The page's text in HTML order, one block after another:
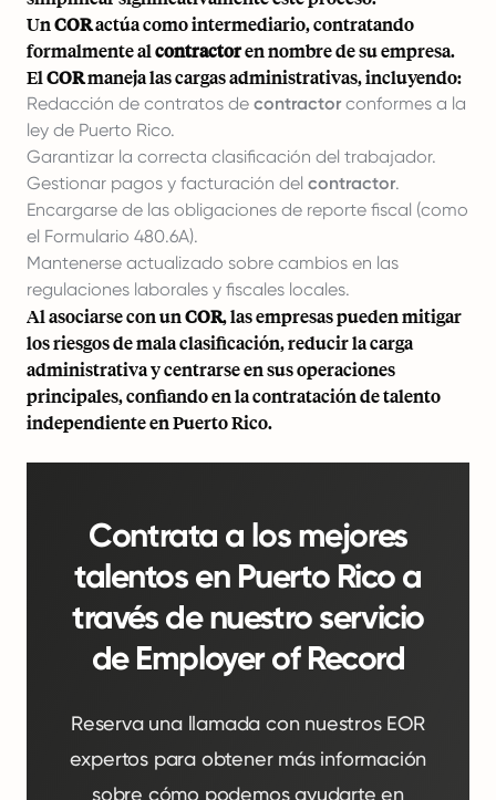
UnCORactúa como intermediario, contratando
formalmente alcontractoren nombre de su empresa.
ElCORmaneja las cargas administrativas, incluyendo:
Redacción de contratos de contractorconformes a la
ley de Puerto Rico.
Garantizar la correcta clasificación del trabajador.
Gestionar pagos y facturación del contractor.
Encargarse de las obligaciones de reporte fiscal (como
el Formulario 480.6A).
Mantenerse actualizado sobre cambios en las
regulaciones laborales y fiscales locales.
Al asociarse con unCOR, las empresas pueden mitigar
los riesgos de mala clasificación, reducir la carga
administrativa y centrarse en sus operaciones
principales, confiando en la contratación de talento
independiente en Puerto Rico.
Contrata a los mejores
talentos en Puerto Rico a
través de nuestro servicio
de Employer of Record
Reserva una llamada con nuestros EOR
expertos para obtener más información
sobre cómo podemos ayudarte en